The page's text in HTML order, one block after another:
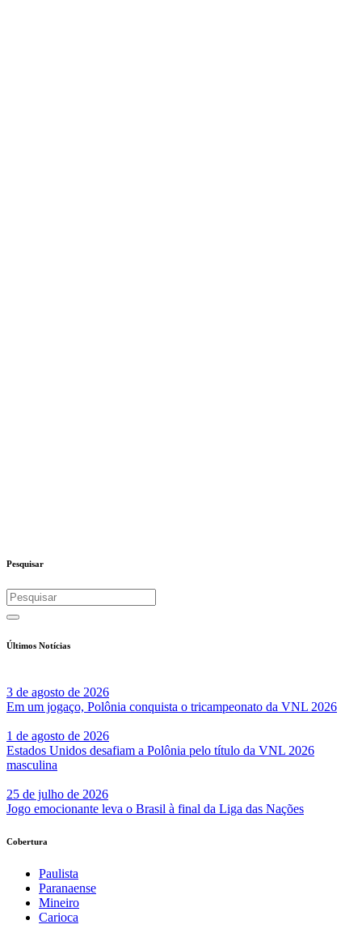
Pesquisar
Últimos Notícias
3 de agosto de 2026
Em um jogaço, Polônia conquista o tricampeonato da VNL 2026
1 de agosto de 2026
Estados Unidos desafiam a Polônia pelo título da VNL 2026
masculina
25 de julho de 2026
Jogo emocionante leva o Brasil à final da Liga das Nações
Cobertura
Paulista
Paranaense
Mineiro
Carioca